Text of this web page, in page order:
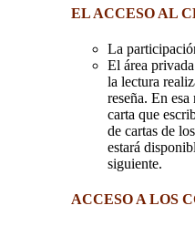
EL ACCESO AL
La
El área
la lectura
reseña. En
carta que
de cartas de
estará
siguiente.
ACCESO A LOS